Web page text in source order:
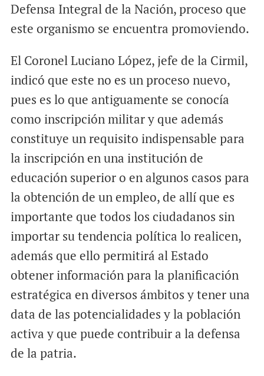
Defensa Integral de la Nación, proceso que
este organismo se encuentra promoviendo.
El Coronel Luciano López, jefe de la Cirmil,
indicó que este no es un proceso nuevo,
pues es lo que antiguamente se conocía
como inscripción militar y que además
constituye un requisito indispensable para
la inscripción en una institución de
educación superior o en algunos casos para
la obtención de un empleo, de allí que es
importante que todos los ciudadanos sin
importar su tendencia política lo realicen,
además que ello permitirá al Estado
obtener información para la planificación
estratégica en diversos ámbitos y tener una
data de las potencialidades y la población
activa y que puede contribuir a la defensa
de la patria.